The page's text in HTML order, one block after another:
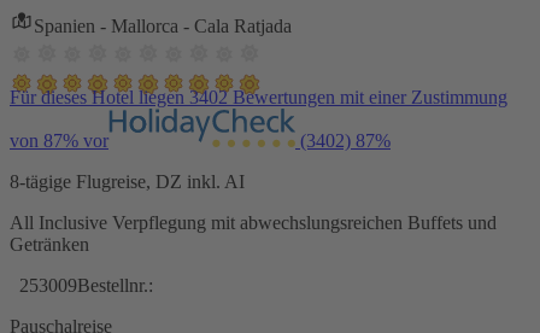
Spanien - Mallorca - Cala Ratjada
Für dieses Hotel liegen 3402 Bewertungen mit einer Zustimmung
von 87% vor (3402) 87%
8-tägige Flugreise, DZ inkl. AI
All Inclusive Verpflegung mit abwechslungsreichen Buffets und
Getränken
253009Bestellnr.:
Pauschalreise